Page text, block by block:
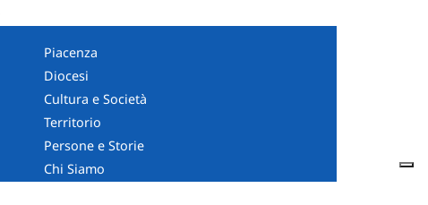
Piacenza
Diocesi
Cultura e Società
Territorio
Persone e Storie
Chi Siamo